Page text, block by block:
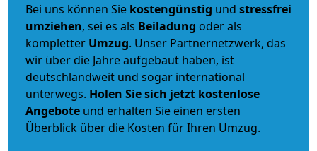
Bei uns können Sie kostengünstig und stressfrei
umziehen, sei es als Beiladung oder als
kompletter Umzug. Unser Partnernetzwerk, das
wir über die Jahre aufgebaut haben, ist
deutschlandweit und sogar international
unterwegs. Holen Sie sich jetzt kostenlose
Angebote und erhalten Sie einen ersten
Überblick über die Kosten für Ihren Umzug.